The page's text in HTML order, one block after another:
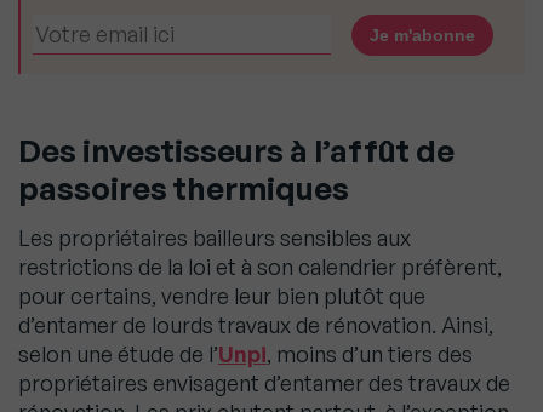
Des investisseurs à l’affût de
passoires thermiques
Les propriétaires bailleurs sensibles aux
restrictions de la loi et à son calendrier préfèrent,
pour certains, vendre leur bien plutôt que
d’entamer de lourds travaux de rénovation. Ainsi,
selon une étude de l’Unpi, moins d’un tiers des
propriétaires envisagent d’entamer des travaux de